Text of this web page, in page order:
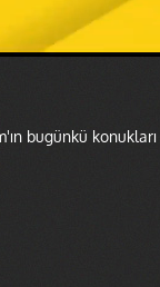
bugünkü konukları